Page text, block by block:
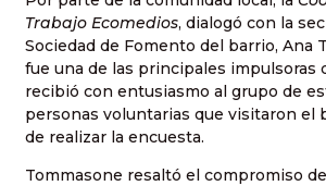
Trabajo Ecomedios, dialogó con la
Sociedad de Fomento del barrio, Ana
fue una de las principales impulsoras
recibió con entusiasmo al grupo de
personas voluntarias que visitaron el
de realizar la encuesta.
Tommasone resaltó el compromiso